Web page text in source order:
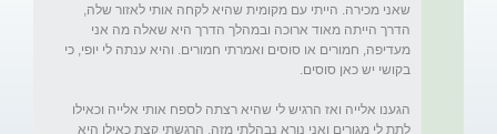
שאני מכירה. הייתי עם מקומית שהיא לקחה אותי לאזור שלה,
הדרך הייתה מאוד ארוכה ובמהלך הדרך היא שאלה מה אני
מעדיפה, חמורים או סוסים ואמרתי חמורים. והיא ענתה לי יופי, כי
הגענו אלייה ואז הרגיש לי שהיא רצתה לספח אותי אלייה וכאילו
לתת לי מגורים ואני נורא נבהלתי מזה. הרגשתי קצת כאילו היא